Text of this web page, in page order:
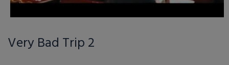
Very Bad Trip 2